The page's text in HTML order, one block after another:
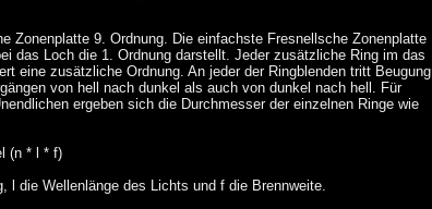
Zonenplatte 9. Ordnung. Die einfachste Fresnellsche Zonenplatte
das Loch die 1. Ordnung darstellt. Jeder zusätzliche Ring im das
eine zusätzliche Ordnung. An jeder der Ringblenden tritt Beugung
von hell nach dunkel als auch von dunkel nach hell. Für
ergeben sich die Durchmesser der einzelnen Ringe wie
(n * l * f)
l die Wellenlänge des Lichts und f die Brennweite.